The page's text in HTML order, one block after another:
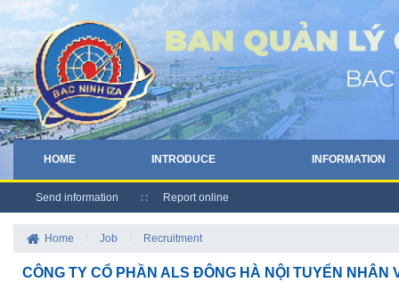
HOME INTRODUCE INFORMATION
Send information Report online
Home Job Recruitment
CÔNG TY CỔ PHẦN ALS ĐÔNG HÀ NỘI TUYỂN NHÂN